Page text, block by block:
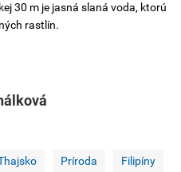
30 m je jasná slaná voda, ktorú
rastlín.
Príroda Filipíny